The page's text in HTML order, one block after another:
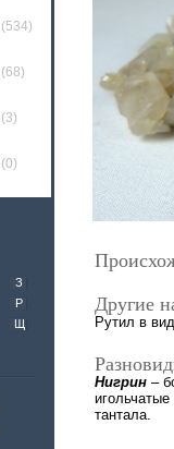
(534)
(68)
(3)
(0)
З
Р
Щ
Другие
Рутил в
Нигрин –
тантала.